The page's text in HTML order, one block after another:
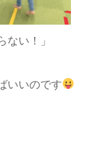
い！」
いいのです